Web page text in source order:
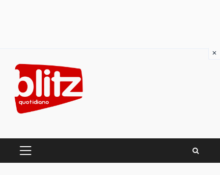
content
PRIMARY
×